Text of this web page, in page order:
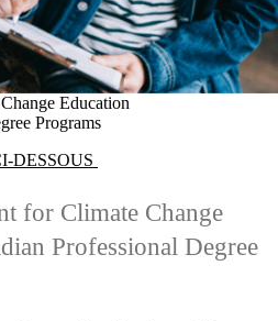
Education
Programs
DESSOUS
for Climate Change
Professional Degree